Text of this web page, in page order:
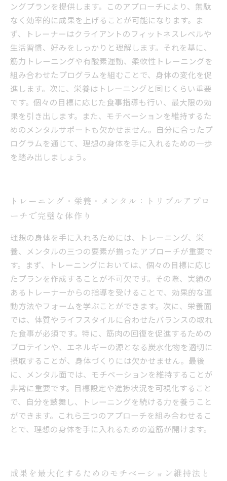
ングプランを提供します。このアプローチにより、無駄
なく効率的に成果を上げることが可能になります。ま
ず、トレーナーはクライアントのフィットネスレベルや
生活習慣、好みをしっかりと理解します。それを基に、
筋力トレーニングや有酸素運動、柔軟性トレーニングを
組み合わせたプログラムを組むことで、身体の変化を促
進します。次に、栄養はトレーニングと同じくらい重要
です。個々の目標に応じた食事指導も行い、最大限の効
果を引き出します。また、モチベーションを維持するた
めのメンタルサポートも欠かせません。自分に合ったプ
ログラムを通じて、理想の身体を手に入れるための一歩
を踏み出しましょう。
トレーニング・栄養・メンタル：トリプルアプロ
ーチで完璧な体作り
理想の身体を手に入れるためには、トレーニング、栄
養、メンタルの三つの要素が揃ったアプローチが重要で
す。まず、トレーニングにおいては、個々の目標に応じ
たプランを作成することが不可欠です。その際、実績の
あるトレーナーからの指導を受けることで、効果的な運
動方法やフォームを学ぶことができます。次に、栄養面
では、体質やライフスタイルに合わせたバランスの取れ
た食事が必須です。特に、筋肉の回復を促進するための
プロテインや、エネルギーの源となる炭水化物を適切に
摂取することが、身体づくりには欠かせません。最後
に、メンタル面では、モチベーションを維持することが
非常に重要です。目標設定や進捗状況を可視化すること
で、自分を鼓舞し、トレーニングを続ける力を養うこと
ができます。これら三つのアプローチを組み合わせるこ
とで、理想の身体を手に入れるための道筋が開けます。
成果を最大化するためのモチベーション維持法と